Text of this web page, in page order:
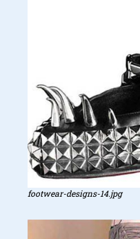
footwear-designs-14.jpg